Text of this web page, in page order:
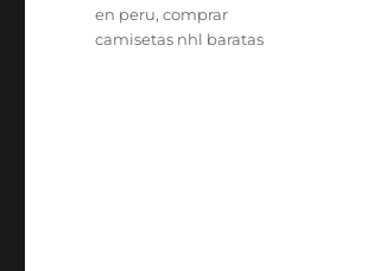
en peru,comprar
camisetas nhl baratas